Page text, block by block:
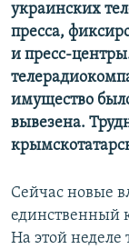
украинских
пресса,
и пресс-
имущество
вывезена.
Сейчас новые
единственный
На этой